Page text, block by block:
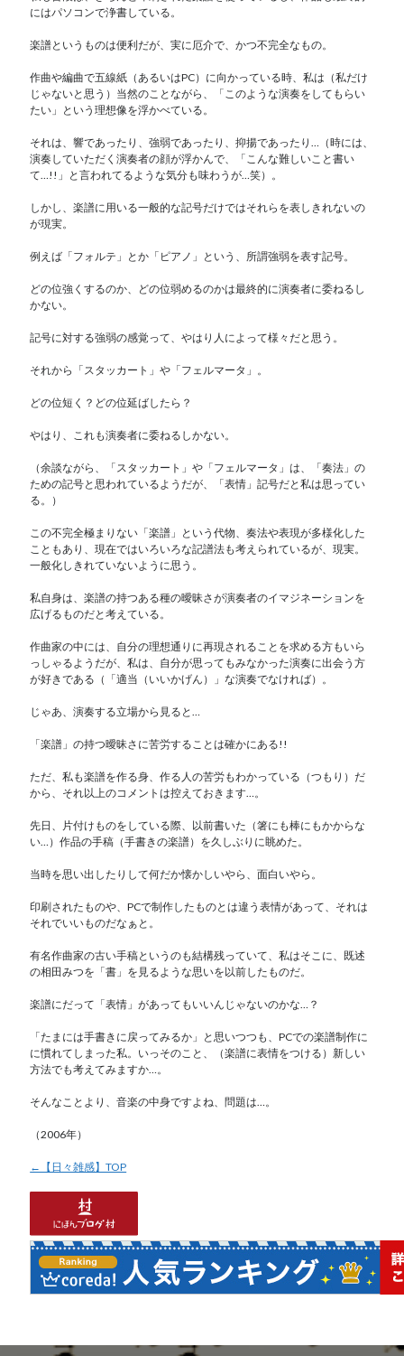
にはパソコンで浄書している。
楽譜というものは便利だが、実に厄介で、かつ不完全なもの。
作曲や編曲で五線紙（あるいはPC）に向かっている時、私は（私だけ
じゃないと思う）当然のことながら、「このような演奏をしてもらい
たい」という理想像を浮かべている。
それは、響であったり、強弱であったり、抑揚であったり…（時には、
演奏していただく演奏者の顔が浮かんで、「こんな難しいこと書い
て…!!」と言われてるような気分も味わうが…笑）。
しかし、楽譜に用いる一般的な記号だけではそれらを表しきれないの
が現実。
例えば「フォルテ」とか「ピアノ」という、所謂強弱を表す記号。
どの位強くするのか、どの位弱めるのかは最終的に演奏者に委ねるし
かない。
記号に対する強弱の感覚って、やはり人によって様々だと思う。
それから「スタッカート」や「フェルマータ」。
どの位短く？どの位延ばしたら？
やはり、これも演奏者に委ねるしかない。
（余談ながら、「スタッカート」や「フェルマータ」は、「奏法」の
ための記号と思われているようだが、「表情」記号だと私は思ってい
る。）
この不完全極まりない「楽譜」という代物、奏法や表現が多様化した
こともあり、現在ではいろいろな記譜法も考えられているが、現実。
一般化しきれていないように思う。
私自身は、楽譜の持つある種の曖昧さが演奏者のイマジネーションを
広げるものだと考えている。
作曲家の中には、自分の理想通りに再現されることを求める方もいら
っしゃるようだが、私は、自分が思ってもみなかった演奏に出会う方
が好きである（「適当（いいかげん）」な演奏でなければ）。
じゃあ、演奏する立場から見ると…
「楽譜」の持つ曖昧さに苦労することは確かにある!!
ただ、私も楽譜を作る身、作る人の苦労もわかっている（つもり）だ
から、それ以上のコメントは控えておきます…。
先日、片付けものをしている際、以前書いた（箸にも棒にもかからな
い…）作品の手稿（手書きの楽譜）を久しぶりに眺めた。
当時を思い出したりして何だか懐かしいやら、面白いやら。
印刷されたものや、PCで制作したものとは違う表情があって、それは
それでいいものだなぁと。
有名作曲家の古い手稿というのも結構残っていて、私はそこに、既述
の相田みつを「書」を見るような思いを以前したものだ。
楽譜にだって「表情」があってもいいんじゃないのかな…？
「たまには手書きに戻ってみるか」と思いつつも、PCでの楽譜制作に
に慣れてしまった私。いっそのこと、（楽譜に表情をつける）新しい
方法でも考えてみますか…。
そんなことより、音楽の中身ですよね、問題は…。
（2006年）
←【日々雑感】TOP